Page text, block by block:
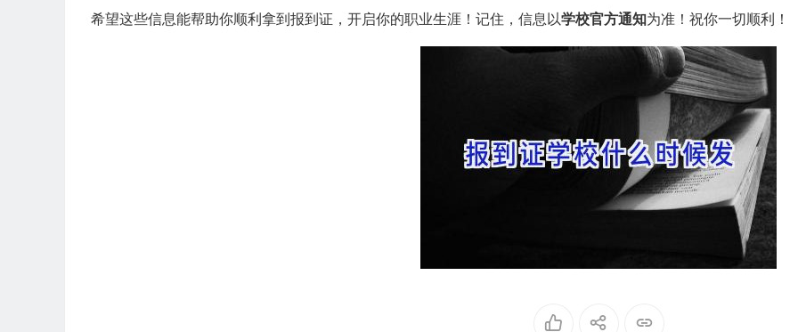
希望这些信息能帮助你顺利拿到报到证，开启你的职业生涯！记住，信息以学校官方通知为准！祝你一切顺利！